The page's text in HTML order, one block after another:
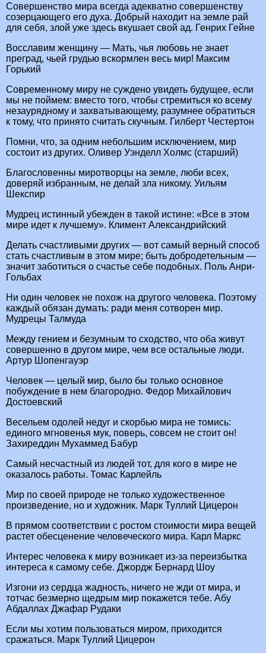
Совершенство мира всегда адекватно совершенству
созерцающего его духа. Добрый находит на земле рай
для себя, злой уже здесь вкушает свой ад. Генрих Гейне
Восславим женщину — Мать, чья любовь не знает
преград, чьей грудью вскормлен весь мир! Максим
Горький
Современному миру не суждено увидеть будущее, если
мы не поймем: вместо того, чтобы стремиться ко всему
незаурядному и захватывающему, разумнее обратиться
к тому, что принято считать скучным. Гилберт Честертон
Помни, что, за одним небольшим исключением, мир
состоит из других. Оливер Уэнделл Холмс (старший)
Благословенны миротворцы на земле, люби всех,
доверяй избранным, не делай зла никому. Уильям
Шекспир
Мудрец истинный убежден в такой истине: «Все в этом
мире идет к лучшему». Климент Александрийский
Делать счастливыми других — вот самый верный способ
стать счастливым в этом мире; быть добродетельным —
значит заботиться о счастье себе подобных. Поль Анри-
Гольбах
Ни один человек не похож на другого человека. Поэтому
каждый обязан думать: ради меня сотворен мир.
Мудрецы Талмуда
Между гением и безумным то сходство, что оба живут
совершенно в другом мире, чем все остальные люди.
Артур Шопенгауэр
Человек — целый мир, было бы только основное
побуждение в нем благородно. Федор Михайлович
Достоевский
Весельем одолей недуг и скорбью мира не томись:
единого мгновенья мук, поверь, совсем не стоит он!
Захиреддин Мухаммед Бабур
Самый несчастный из людей тот, для кого в мире не
оказалось работы. Томас Карлейль
Мир по своей природе не только художественное
произведение, но и художник. Марк Туллий Цицерон
В прямом соответствии с ростом стоимости мира вещей
растет обесценение человеческого мира. Карл Маркс
Интерес человека к миру возникает из-за переизбытка
интереса к самому себе. Джордж Бернард Шоу
Изгони из сердца жадность, ничего не жди от мира, и
тотчас безмерно щедрым мир покажется тебе. Абу
Абдаллах Джафар Рудаки
Если мы хотим пользоваться миром, приходится
сражаться. Марк Туллий Цицерон